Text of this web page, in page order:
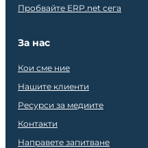
Пробвайте ERP.net сега
За нас
Кои сме ние
Нашите клиенти
Ресурси за медиите
Контакти
Направете запитване